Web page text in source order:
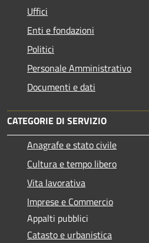
Uffici
Enti e fondazioni
Politici
Personale Amministrativo
Documenti e dati
CATEGORIE DI SERVIZIO
Anagrafe e stato civile
Cultura e tempo libero
Vita lavorativa
Imprese e Commercio
Appalti pubblici
Catasto e urbanistica